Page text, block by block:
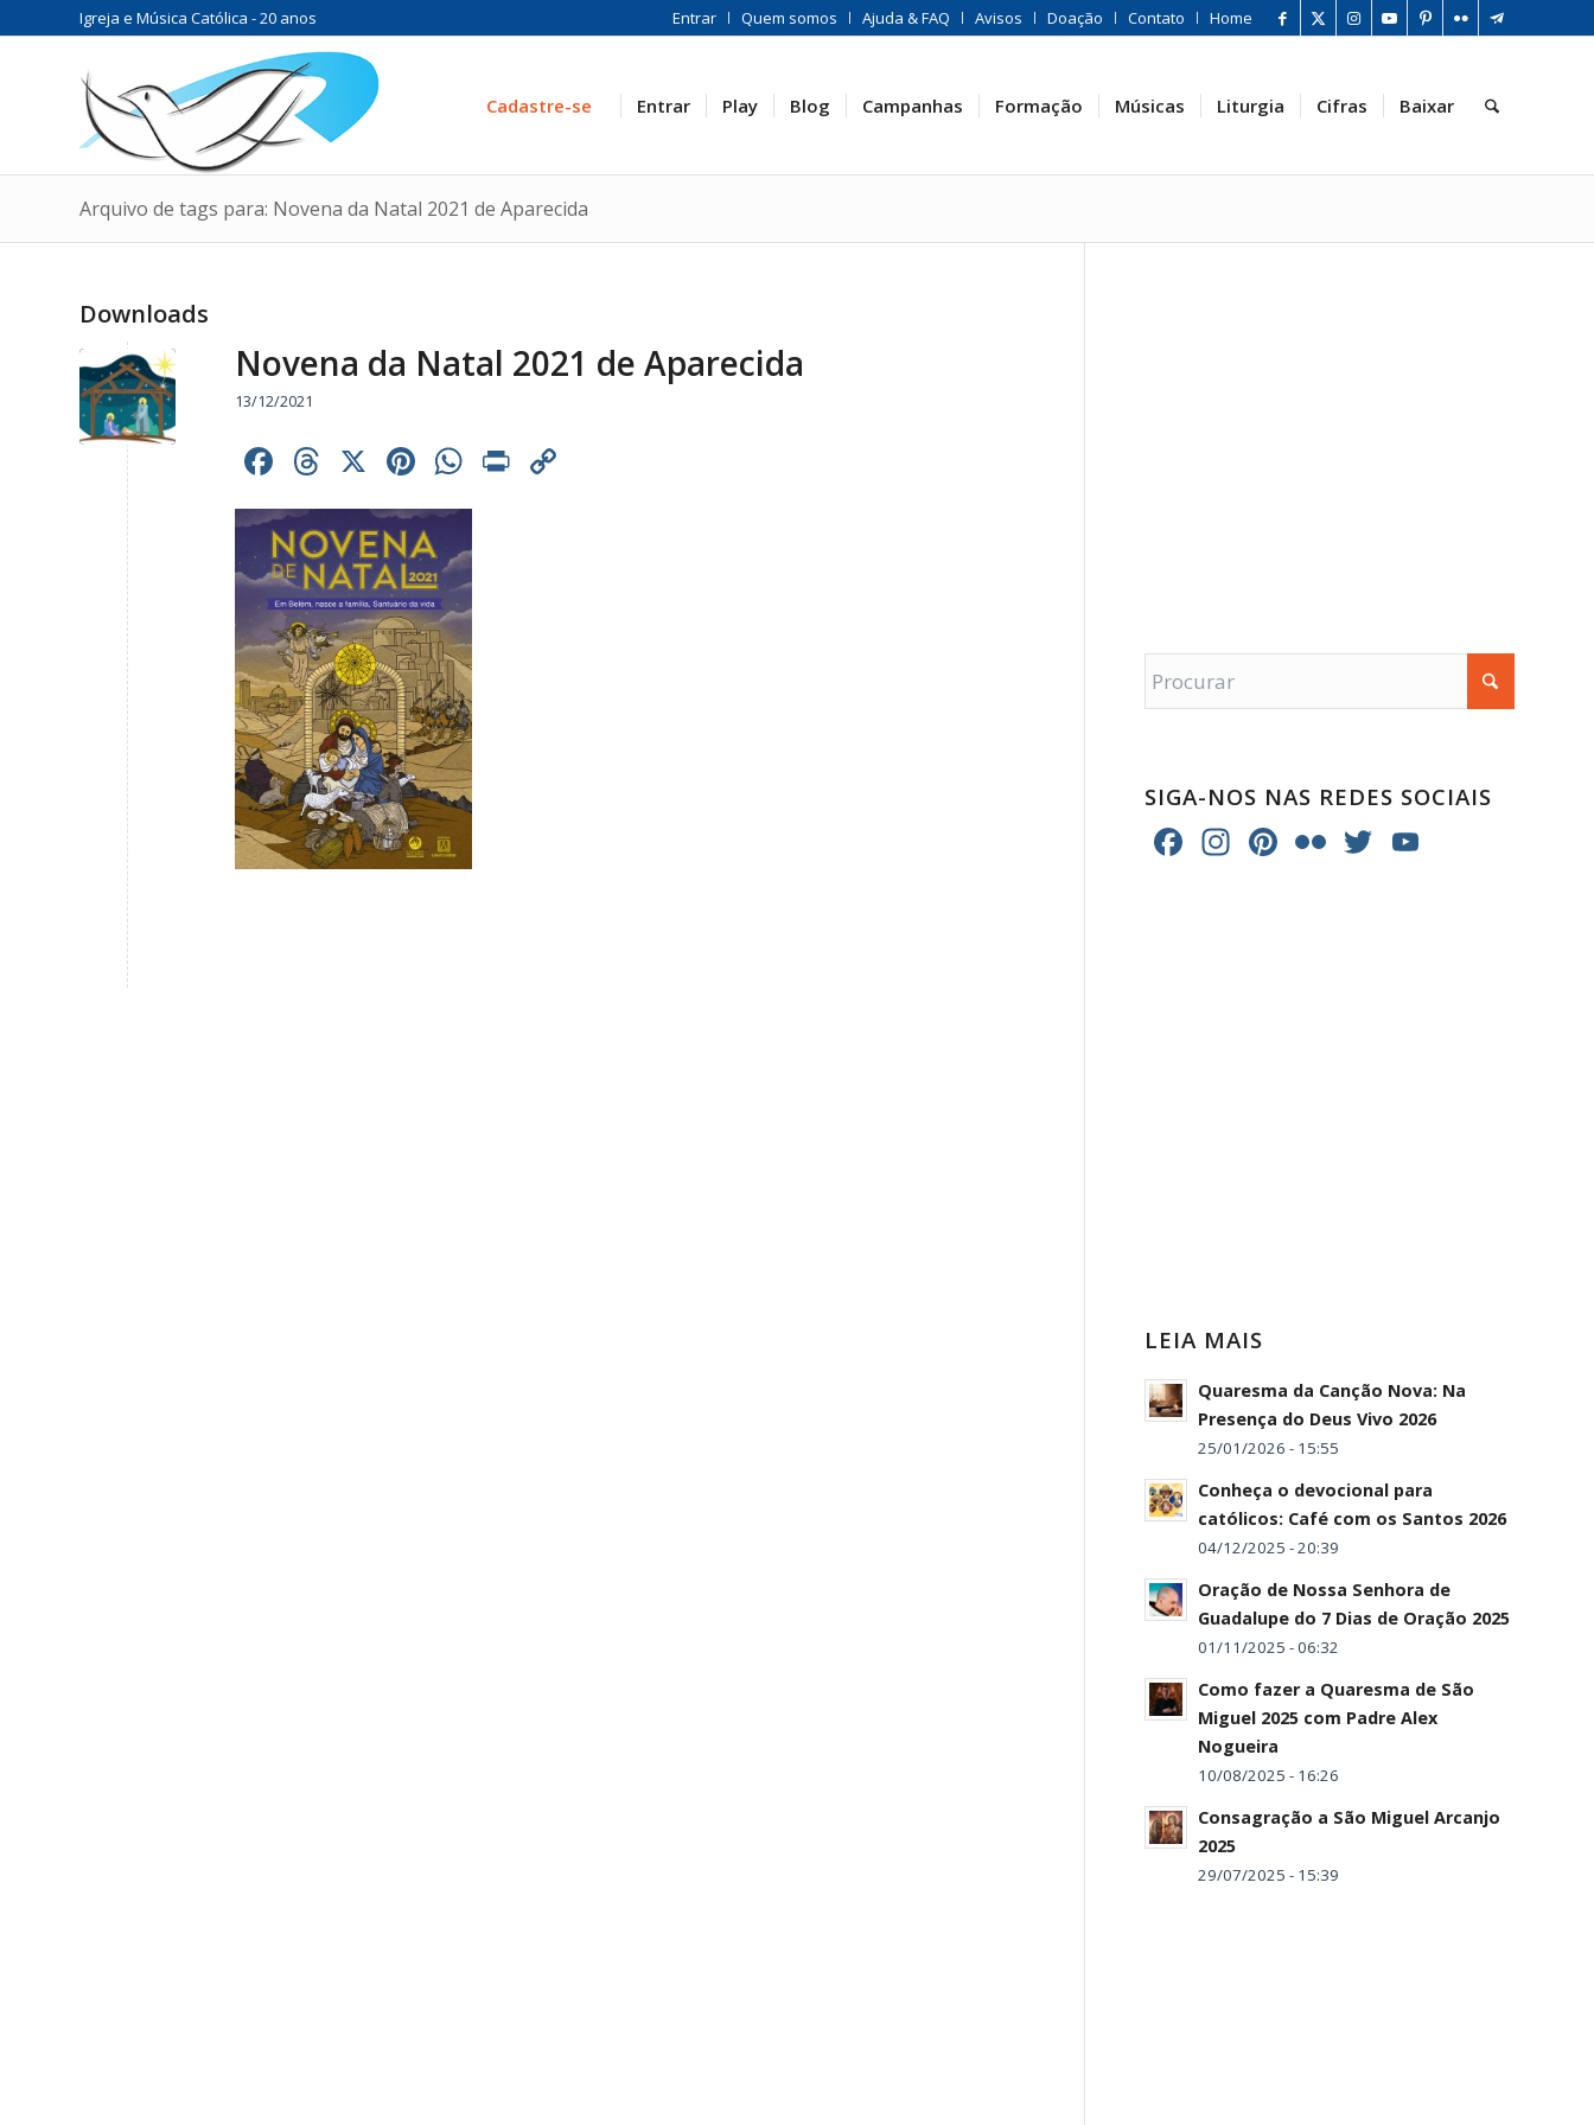
Entrar Quem somos Ajuda & FAQ Avisos Doação Contato Home
Igreja e Música Católica - 20 anos
Cadastre-se Entrar Play Blog Campanhas Formação Músicas Liturgia Cifras Baixar
Arquivo de tags para: Novena da Natal 2021 de Aparecida
Downloads
Novena da Natal 2021 de Aparecida
13/12/2021
Facebook
Threads
X Pinterest
WhatsApp
Print
SIGA-NOS NAS REDES SOCIAIS
Facebook
Instagram
Pinterest
FlickrTwitter
LEIA MAIS
Quaresma da Canção Nova: Na
Presença do Deus Vivo 2026
25/01/2026 - 15:55
Conheça o devocional para
católicos: Café com os Santos 2026
04/12/2025 - 20:39
Oração de Nossa Senhora de
Guadalupe do 7 Dias de Oração 2025
01/11/2025 - 06:32
Como fazer a Quaresma de São
Miguel 2025 com Padre Alex
Nogueira
10/08/2025 - 16:26
Consagração a São Miguel Arcanjo
2025
29/07/2025 - 15:39